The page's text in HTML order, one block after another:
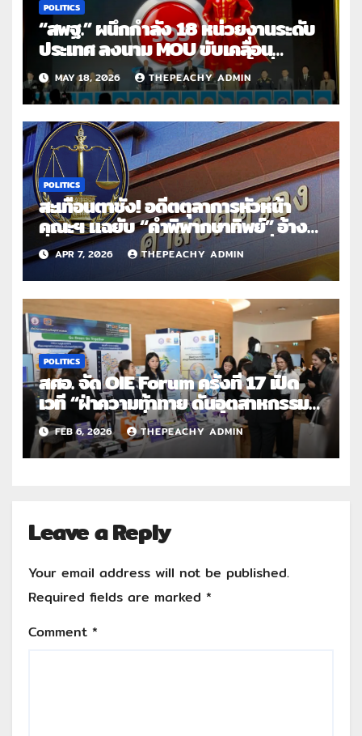
POLITICS
“สพฐ.” ผนึกกำลัง 18 หน่วยงานระดับ
ประเทศ ลงนาม MOU ขับเคลื่อน
“โรงเรียนปลอดภัย อุ่นใจในพื้นที่
สร้างสรรค์” เปิดระบบ SAFE
SCHOOL ยกระดับความปลอดภัยเด็ก
ไทย รับมือภัยยุคใหม่ทั้งยาเสพติด
สุขภาพจิตและภัยออนไลน์
MAY 18, 2026 THEPEACHY ADMIN
POLITICS
สะเทือนตาชั่ง! อดีตตุลาการหัวหน้า
คณะฯ แฉยับ “คำพิพากษาทิพย์” อ้าง
ชื่อคนเกษียณลงนามย้อนหลัง ยื่นฟ้อง
ศาลอาญาคดีทุจริตฯ-จี้ประธานศาล
ปกครองสูงสุดสอบวินัยร้ายแรง รอง
ประธานฯ
APR 7, 2026 THEPEACHY ADMIN
POLITICS
สศอ. จัด OIE Forum ครั้งที่ 17 เปิด
เวที “ฝ่าความท้าทาย ดันอุตสาหกรรม
ไทย สู่อนาคตยั่งยืน” ชูแนวคิด Rising
Beyond Challenges เดินหน้าสู่
อุตสาหกรรมยุคใหม่
FEB 6, 2026 THEPEACHY ADMIN
Leave a Reply
Your email address will not be published.
Required fields are marked *
Comment *